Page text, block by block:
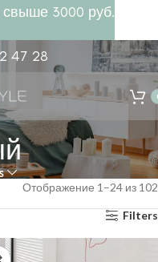
47 28
Отображение 1–24 из 102
Filters
свыше 3000 руб.